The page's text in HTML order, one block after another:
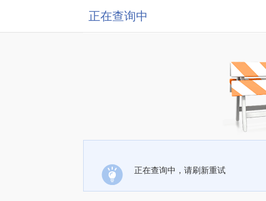
正在查询中
正在查询中，请刷新重试